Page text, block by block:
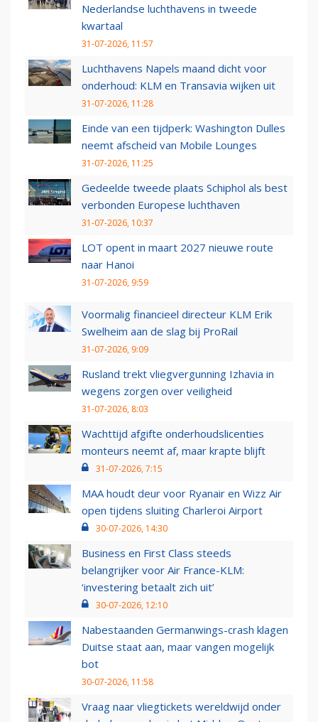
Nederlandse luchthavens in tweede
kwartaal
31-07-2026, 11:57
Luchthavens Napels maand dicht voor
onderhoud: KLM en Transavia wijken uit
31-07-2026, 11:28
Einde van een tijdperk: Washington Dulles
neemt afscheid van Mobile Lounges
31-07-2026, 11:25
Gedeelde tweede plaats Schiphol als best
verbonden Europese luchthaven
31-07-2026, 10:37
LOT opent in maart 2027 nieuwe route
naar Hanoi
31-07-2026, 9:59
Voormalig financieel directeur KLM Erik
Swelheim aan de slag bij ProRail
31-07-2026, 9:09
Rusland trekt vliegvergunning Izhavia in
wegens zorgen over veiligheid
31-07-2026, 8:03
Wachttijd afgifte onderhoudslicenties
monteurs neemt af, maar krapte blijft
31-07-2026, 7:15
MAA houdt deur voor Ryanair en Wizz Air
open tijdens sluiting Charleroi Airport
30-07-2026, 14:30
Business en First Class steeds
belangrijker voor Air France-KLM:
‘investering betaalt zich uit’
30-07-2026, 12:10
Nabestaanden Germanwings-crash klagen
Duitse staat aan, maar vangen mogelijk
bot
30-07-2026, 11:58
Vraag naar vliegtickets wereldwijd onder